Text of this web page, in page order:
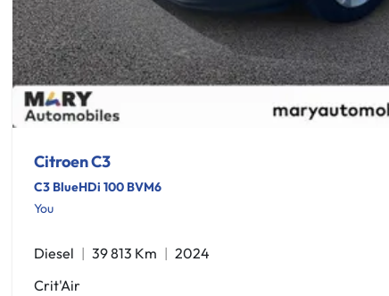
Citroen C3
C3 BlueHDi 100 BVM6
You
Diesel 39 813 Km
2024
Crit'Air